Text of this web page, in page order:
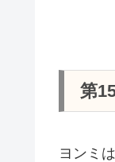
第
ヨンミ